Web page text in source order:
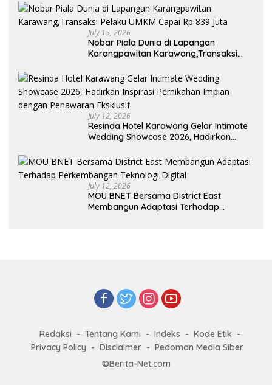
July 15, 2026
Nobar Piala Dunia di Lapangan
Karangpawitan Karawang,Transaksi
July 12, 2026
Resinda Hotel Karawang Gelar Intimate
Wedding Showcase 2026, Hadirkan
Penawaran Eksklusif
July 12, 2026
MOU BNET Bersama District East
Membangun Adaptasi Terhadap
Redaksi Tentang Kami Indeks
Kode Etik
Privacy Policy
Disclaimer
Pedoman Media Siber
©Berita-Net.com